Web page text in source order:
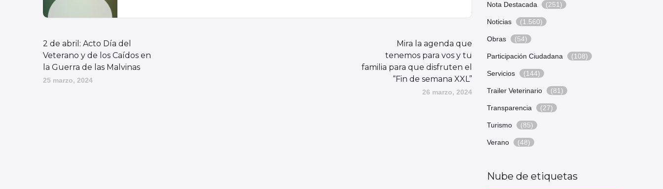
2 de abril: Acto Día del
Veterano y de los Caídos en
la Guerra de las Malvinas
25 marzo, 2024
Mira la agenda que
tenemos para vos y tu
familia para que disfruten el
“Fin de semana XXL”
26 marzo, 2024
Nota Destacada (251)
Noticias (1.560)
Obras (54)
Participación Ciudadana (108)
Servicios (144)
Trailer Veterinario (81)
Transparencia (27)
Turismo (85)
Verano (48)
Nube de etiquetas